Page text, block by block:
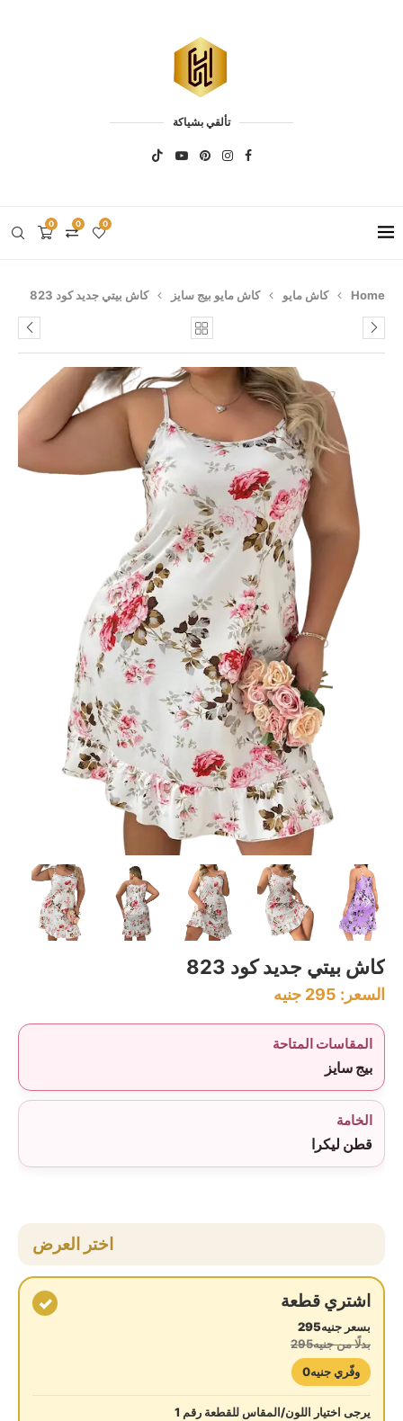
تألقي بشياكة
0 0 0
Home كاش مايو كاش مايو بيج سايز كاش بيتي جديد كود 823
كاش بيتي جديد كود 823
السعر: 295 جنيه
المقاسات المتاحة
بيج سايز
الخامة
قطن ليكرا
اختر العرض
اشتري قطعة
بسعر جنيه295
بدلًا من جنيه295
وفّري جنيه0
✓
يرجى اختيار اللون/المقاس للقطعة رقم 1